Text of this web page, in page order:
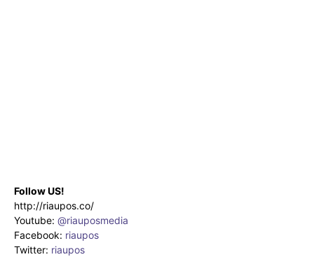
Follow US!
http://riaupos.co/
Youtube: @riauposmedia
Facebook: riaupos
Twitter: riaupos